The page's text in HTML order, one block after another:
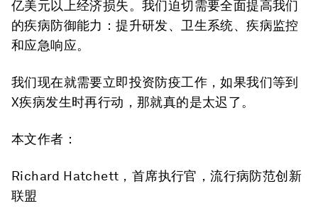
亿美元以上经济损失。我们迫切需要全面提高我们
的疾病防御能力：提升研发、卫生系统、疾病监控
和应急响应。
我们现在就需要立即投资防疫工作，如果我们等到
X疾病发生时再行动，那就真的是太迟了。
本文作者：
Richard Hatchett，首席执行官，流行病防范创新
联盟